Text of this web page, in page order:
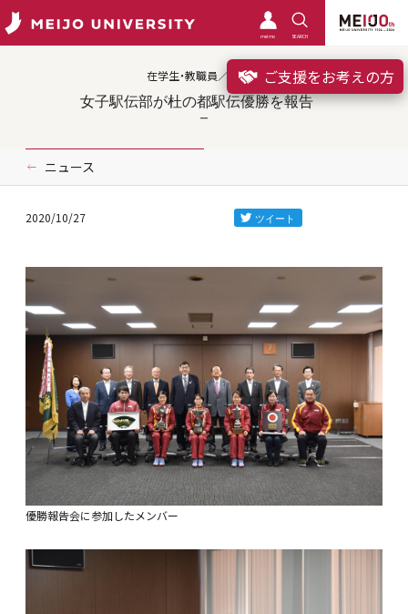
meimo SEARCH
ご支援をお考えの方
在学生・教職員／クラブ
女子駅伝部が杜の都駅伝優勝を報告
ニュース
2020/10/27
優勝報告会に参加したメンバー